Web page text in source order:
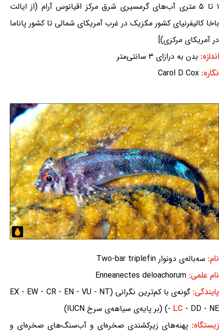
۱ تا ۵ متری آب‌های گرمسیری شرق مرکز اقیانوس آرام (از ایالت
باخا کالیفرنیای کشور مکزیک در غرب آمریکای شمالی تا کشور پاناما
در آمریکای مرکزی)]
اندازه: بدن به درازای ۳ سانتی‌متر
نگاره: Carol D Cox
نام: سه‌باله‌ی دونوار Two-bar triplefin
نام علمی: Enneanectes deloachorum
پایندگی:
گونه‌ی با کم‌ترین نگرانی (EX - EW - CR - EN - VU - NT
- LC - DD - NE) (بر پایه‌ی سیاهه‌ی سرخ IUCN)
زیستگاه: پهنه‌های زیرکشندی صخره‌ای و آب‌سنگ‌های صخره‌ای و